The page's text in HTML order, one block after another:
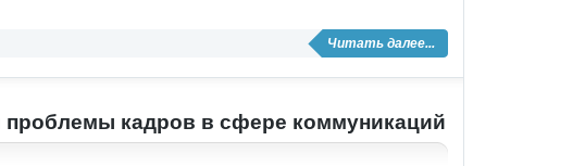
Читать далее...
проблемы кадров в сфере коммуникаций